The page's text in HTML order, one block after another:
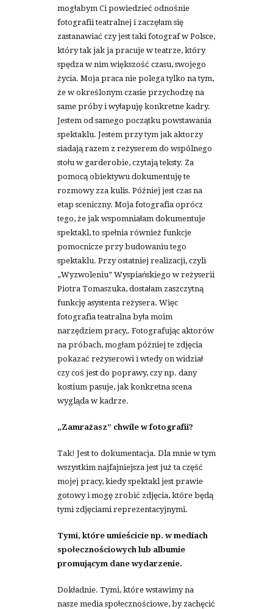
mogłabym Ci powiedzieć odnośnie
fotografii teatralnej i zaczęłam się
zastanawiać czy jest taki fotograf w Polsce,
który tak jak ja pracuje w teatrze, który
spędza w nim większość czasu, swojego
życia. Moja praca nie polega tylko na tym,
że w określonym czasie przychodzę na
same próby i wyłapuję konkretne kadry.
Jestem od samego początku powstawania
spektaklu. Jestem przy tym jak aktorzy
siadają razem z reżyserem do wspólnego
stołu w garderobie, czytają teksty. Za
pomocą obiektywu dokumentuję te
rozmowy zza kulis. Później jest czas na
etap sceniczny. Moja fotografia oprócz
tego, że jak wspomniałam dokumentuje
spektakl, to spełnia również funkcje
pomocnicze przy budowaniu tego
spektaklu. Przy ostatniej realizacji, czyli
„Wyzwoleniu” Wyspiańskiego w reżyserii
Piotra Tomaszuka, dostałam zaszczytną
funkcję asystenta reżysera. Więc
fotografia teatralna była moim
narzędziem pracy,. Fotografując aktorów
na próbach, mogłam później te zdjęcia
pokazać reżyserowi i wtedy on widział
czy coś jest do poprawy, czy np. dany
kostium pasuje, jak konkretna scena
wygląda w kadrze.
„Zamrażasz” chwile w fotografii?
Tak! Jest to dokumentacja. Dla mnie w tym
wszystkim najfajniejsza jest już ta część
mojej pracy, kiedy spektakl jest prawie
gotowy i mogę zrobić zdjęcia, które będą
tymi zdjęciami reprezentacyjnymi.
Tymi, które umieścicie np. w mediach
społecznościowych lub albumie
promującym dane wydarzenie.
Dokładnie. Tymi, które wstawimy na
nasze media społecznościowe, by zachęcić